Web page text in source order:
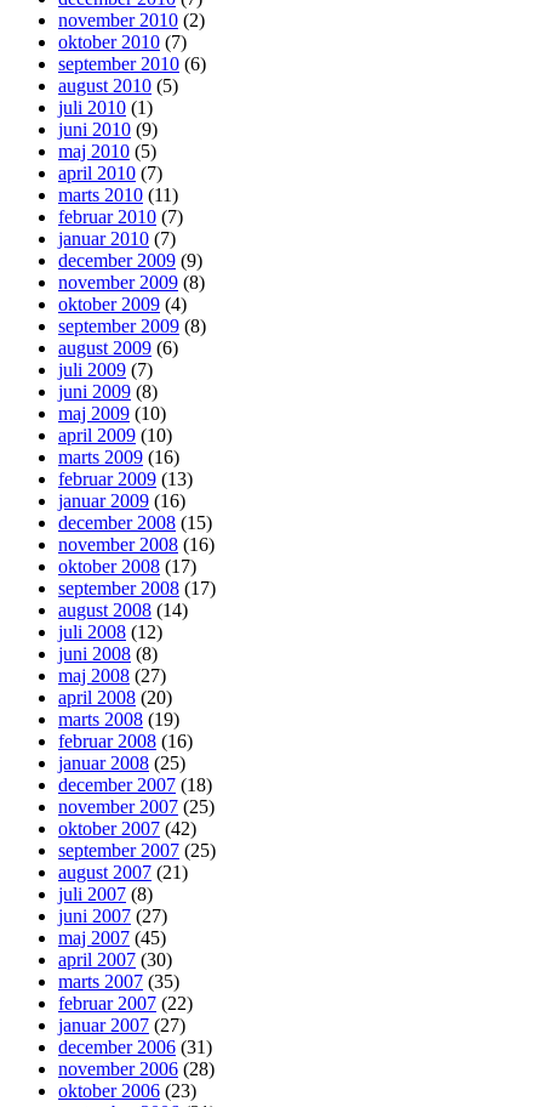
november 2010 (2)
oktober 2010 (7)
september 2010 (6)
august 2010 (5)
juli 2010 (1)
juni 2010 (9)
maj 2010 (5)
april 2010 (7)
marts 2010 (11)
februar 2010 (7)
januar 2010 (7)
december 2009 (9)
november 2009 (8)
oktober 2009 (4)
september 2009 (8)
august 2009 (6)
juli 2009 (7)
juni 2009 (8)
maj 2009 (10)
april 2009 (10)
marts 2009 (16)
februar 2009 (13)
januar 2009 (16)
december 2008 (15)
november 2008 (16)
oktober 2008 (17)
september 2008 (17)
august 2008 (14)
juli 2008 (12)
juni 2008 (8)
maj 2008 (27)
april 2008 (20)
marts 2008 (19)
februar 2008 (16)
januar 2008 (25)
december 2007 (18)
november 2007 (25)
oktober 2007 (42)
september 2007 (25)
august 2007 (21)
juli 2007 (8)
juni 2007 (27)
maj 2007 (45)
april 2007 (30)
marts 2007 (35)
februar 2007 (22)
januar 2007 (27)
december 2006 (31)
november 2006 (28)
oktober 2006 (23)